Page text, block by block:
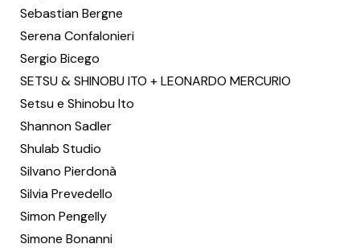
Sebastian Bergne
Serena Confalonieri
Sergio Bicego
SETSU & SHINOBU ITO + LEONARDO MERCURIO
Setsu e Shinobu Ito
Shannon Sadler
Shulab Studio
Silvano Pierdonà
Silvia Prevedello
Simon Pengelly
Simone Bonanni